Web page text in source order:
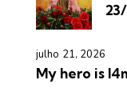
julho 21, 2026
My hero is